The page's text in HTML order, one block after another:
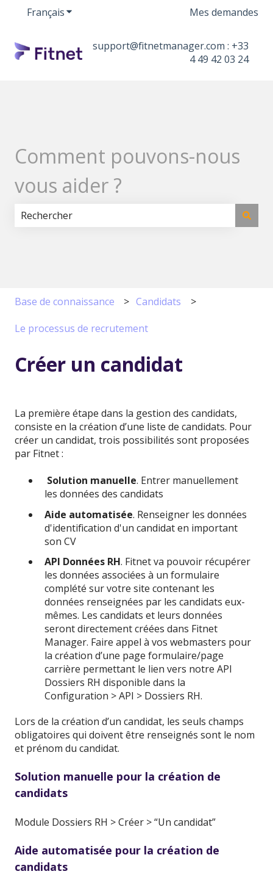
FrançaisAfficher le sous-menu pour les traductions
Mes demandes
support@fitnetmanager.com : +33
4 49 42 03 24
Comment pouvons-nous
vous aider ?
Base de connaissance Candidats
Le processus de recrutement
Créer un candidat
La première étape dans la gestion des candidats,
consiste en la création d’une liste de candidats. Pour
créer un candidat, trois possibilités sont proposées
par Fitnet :
Solution manuelle. Entrer manuellement
les données des candidats
Aide automatisée. Renseigner les données
d'identification d'un candidat en important
son CV
API Données RH. Fitnet va pouvoir récupérer
les données associées à un formulaire
complété sur votre site contenant les
données renseignées par les candidats eux-
mêmes. Les candidats et leurs données
seront directement créées dans Fitnet
Manager. Faire appel à vos webmasters pour
la création d’une page formulaire/page
carrière permettant le lien vers notre API
Dossiers RH disponible dans la
Configuration > API > Dossiers RH.
Lors de la création d’un candidat, les seuls champs
obligatoires qui doivent être renseignés sont le nom
et prénom du candidat.
Solution manuelle pour la création de
candidats
Module Dossiers RH > Créer > “Un candidat”
Aide automatisée pour la création de
candidats